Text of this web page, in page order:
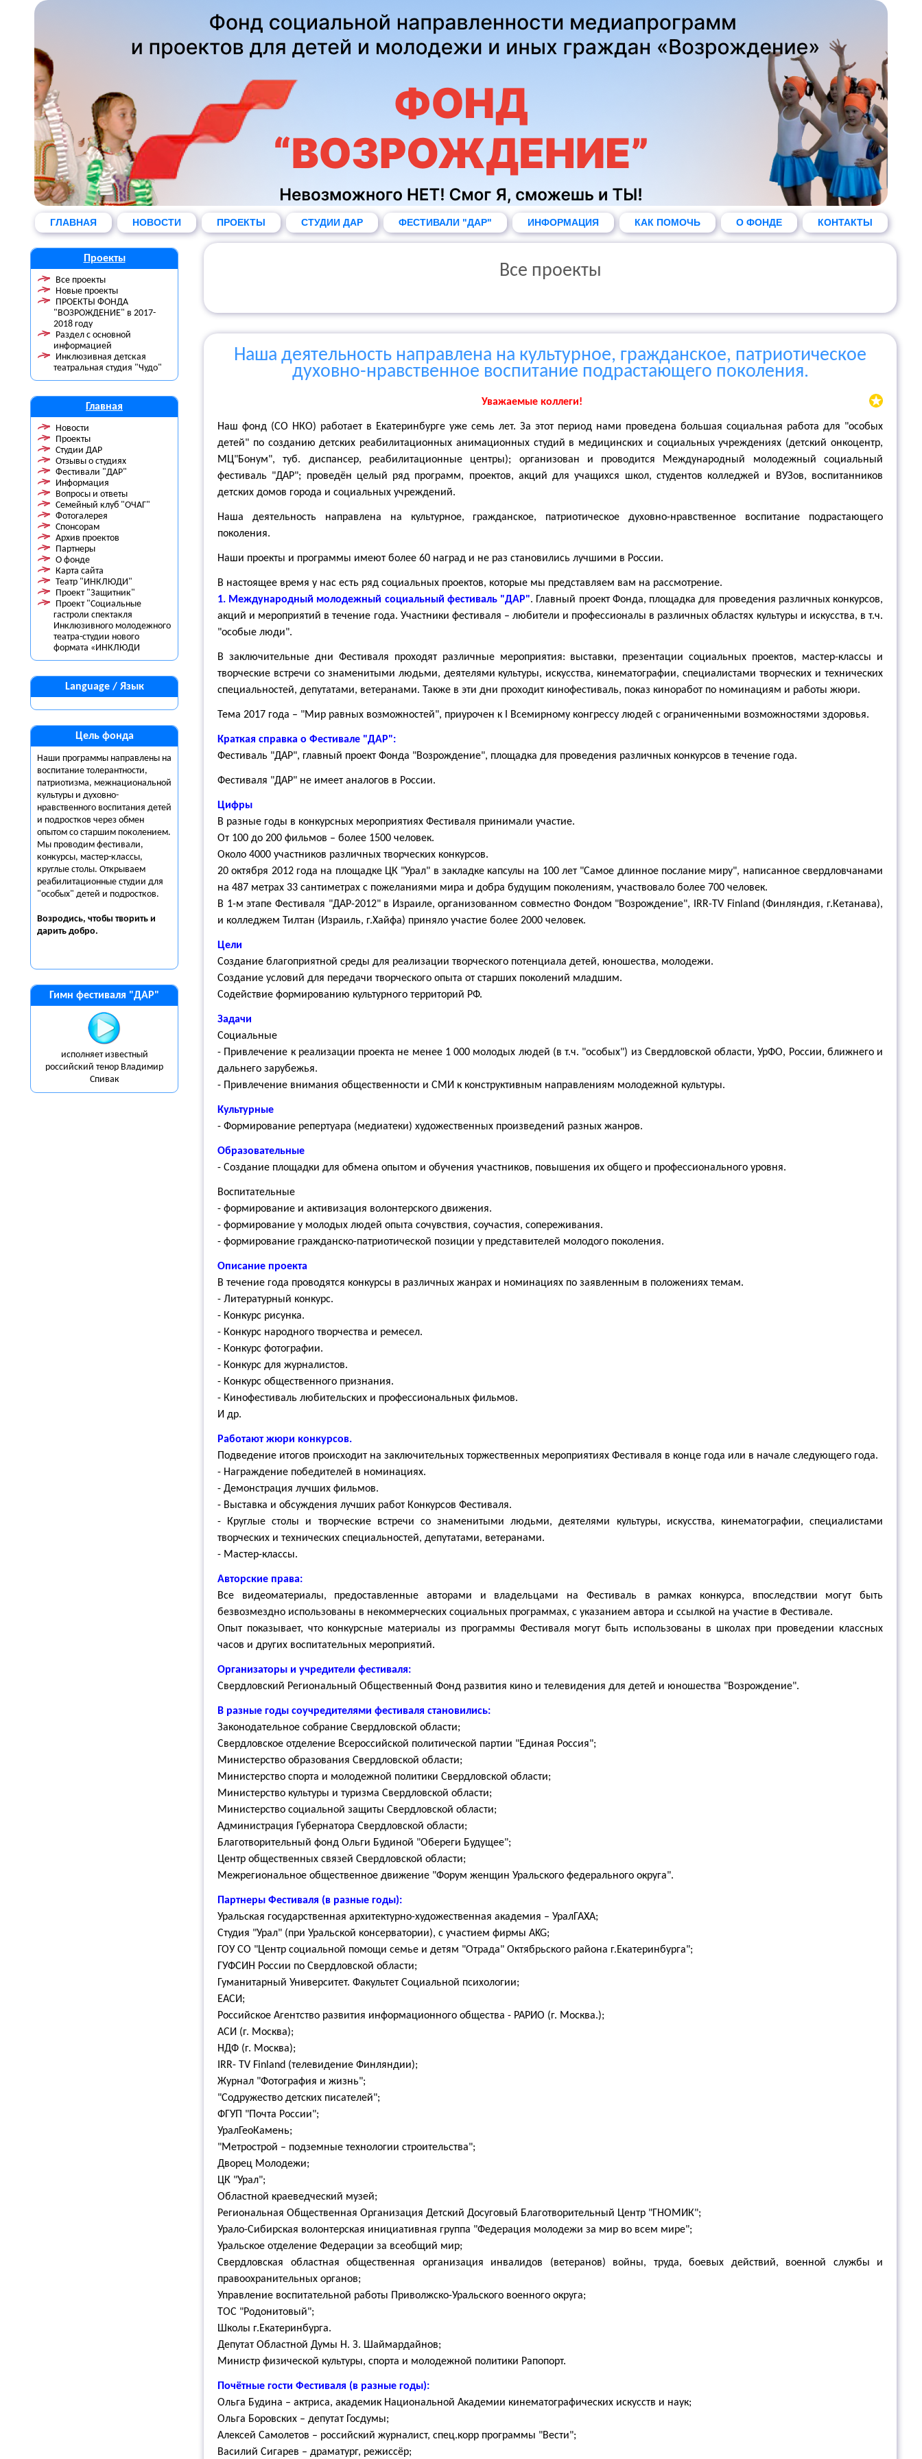
ГЛАВНАЯ НОВОСТИ ПРОЕКТЫ СТУДИИ ДАР ФЕСТИВАЛИ "ДАР" ИНФОРМАЦИЯ КАК ПОМОЧЬ О ФОНДЕ КОНТАКТЫ
Проекты
Все проекты
Новые проекты
ПРОЕКТЫ ФОНДА
"ВОЗРОЖДЕНИЕ" в 2017-
2018 году
Раздел с основной
информацией
Инклюзивная детская
театральная студия "Чудо"
Главная
Новости
Проекты
Студии ДАР
Отзывы о студиях
Фестивали "ДАР"
Информация
Вопросы и ответы
Семейный клуб "ОЧАГ"
Фотогалерея
Спонсорам
Архив проектов
Партнеры
О фонде
Карта сайта
Театр "ИНКЛЮДИ"
Проект "Защитник"
Проект "Социальные
гастроли спектакля
Инклюзивного молодежного
театра-студии нового
формата «ИНКЛЮДИ
Language / Язык
Цель фонда
Наши программы направлены на
воспитание толерантности,
патриотизма, межнациональной
культуры и духовно-
нравственного воспитания детей
и подростков через обмен
опытом со старшим поколением.
Мы проводим фестивали,
конкурсы, мастер-классы,
круглые столы. Открываем
реабилитационные студии для
"особых" детей и подростков.
Возродись, чтобы творить и
дарить добро.
Гимн фестиваля "ДАР"
исполняет известный
российский тенор Владимир
Спивак
Все проекты
Наша деятельность направлена на культурное, гражданское, патриотическое
духовно-нравственное воспитание подрастающего поколения.
Уважаемые коллеги!
Наш фонд (СО НКО) работает в Екатеринбурге уже семь лет. За этот период нами проведена большая социальная работа для "особых
детей" по созданию детских реабилитационных анимационных студий в медицинских и социальных учреждениях (детский онкоцентр,
МЦ"Бонум", туб. диспансер, реабилитационные центры); организован и проводится Международный молодежный социальный
фестиваль "ДАР"; проведён целый ряд программ, проектов, акций для учащихся школ, студентов колледжей и ВУЗов, воспитанников
детских домов города и социальных учреждений.
Наша деятельность направлена на культурное, гражданское, патриотическое духовно-нравственное воспитание подрастающего
поколения.
Наши проекты и программы имеют более 60 наград и не раз становились лучшими в России.
В настоящее время у нас есть ряд социальных проектов, которые мы представляем вам на рассмотрение.
1. Международный молодежный социальный фестиваль "ДАР". Главный проект Фонда, площадка для проведения различных конкурсов,
акций и мероприятий в течение года. Участники фестиваля – любители и профессионалы в различных областях культуры и искусства, в т.ч.
"особые люди".
В заключительные дни Фестиваля проходят различные мероприятия: выставки, презентации социальных проектов, мастер-классы и
творческие встречи со знаменитыми людьми, деятелями культуры, искусства, кинематографии, специалистами творческих и технических
специальностей, депутатами, ветеранами. Также в эти дни проходит кинофестиваль, показ киноработ по номинациям и работы жюри.
Тема 2017 года – "Мир равных возможностей", приурочен к I Всемирному конгрессу людей с ограниченными возможностями здоровья.
Краткая справка о Фестивале "ДАР":
Фестиваль "ДАР", главный проект Фонда "Возрождение", площадка для проведения различных конкурсов в течение года.
Фестиваля "ДАР" не имеет аналогов в России.
Цифры
В разные годы в конкурсных мероприятиях Фестиваля принимали участие.
От 100 до 200 фильмов – более 1500 человек.
Около 4000 участников различных творческих конкурсов.
20 октября 2012 года на площадке ЦК "Урал" в закладке капсулы на 100 лет "Самое длинное послание миру", написанное свердловчанами
на 487 метрах 33 сантиметрах с пожеланиями мира и добра будущим поколениям, участвовало более 700 человек.
В 1-м этапе Фестиваля "ДАР-2012" в Израиле, организованном совместно Фондом "Возрождение", IRR-TV Finland (Финляндия, г.Кетанава),
и колледжем Тилтан (Израиль, г.Хайфа) приняло участие более 2000 человек.
Цели
Создание благоприятной среды для реализации творческого потенциала детей, юношества, молодежи.
Создание условий для передачи творческого опыта от старших поколений младшим.
Содействие формированию культурного территорий РФ.
Задачи
Социальные
- Привлечение к реализации проекта не менее 1 000 молодых людей (в т.ч. "особых") из Свердловской области, УрФО, России, ближнего и
дальнего зарубежья.
- Привлечение внимания общественности и СМИ к конструктивным направлениям молодежной культуры.
Культурные
- Формирование репертуара (медиатеки) художественных произведений разных жанров.
Образовательные
- Создание площадки для обмена опытом и обучения участников, повышения их общего и профессионального уровня.
Воспитательные
- формирование и активизация волонтерского движения.
- формирование у молодых людей опыта сочувствия, соучастия, сопереживания.
- формирование гражданско-патриотической позиции у представителей молодого поколения.
Описание проекта
В течение года проводятся конкурсы в различных жанрах и номинациях по заявленным в положениях темам.
- Литературный конкурс.
- Конкурс рисунка.
- Конкурс народного творчества и ремесел.
- Конкурс фотографии.
- Конкурс для журналистов.
- Конкурс общественного признания.
- Кинофестиваль любительских и профессиональных фильмов.
И др.
Работают жюри конкурсов.
Подведение итогов происходит на заключительных торжественных мероприятиях Фестиваля в конце года или в начале следующего года.
- Награждение победителей в номинациях.
- Демонстрация лучших фильмов.
- Выставка и обсуждения лучших работ Конкурсов Фестиваля.
- Круглые столы и творческие встречи со знаменитыми людьми, деятелями культуры, искусства, кинематографии, специалистами
творческих и технических специальностей, депутатами, ветеранами.
- Мастер-классы.
Авторские права:
Все видеоматериалы, предоставленные авторами и владельцами на Фестиваль в рамках конкурса, впоследствии могут быть
безвозмездно использованы в некоммерческих социальных программах, с указанием автора и ссылкой на участие в Фестивале.
Опыт показывает, что конкурсные материалы из программы Фестиваля могут быть использованы в школах при проведении классных
часов и других воспитательных мероприятий.
Организаторы и учредители фестиваля:
Свердловский Региональный Общественный Фонд развития кино и телевидения для детей и юношества "Возрождение".
В разные годы соучредителями фестиваля становились:
Законодательное собрание Свердловской области;
Свердловское отделение Всероссийской политической партии "Единая Россия";
Министерство образования Свердловской области;
Министерство спорта и молодежной политики Свердловской области;
Министерство культуры и туризма Свердловской области;
Министерство социальной защиты Свердловской области;
Администрация Губернатора Свердловской области;
Благотворительный фонд Ольги Будиной "Обереги Будущее";
Центр общественных связей Свердловской области;
Межрегиональное общественное движение "Форум женщин Уральского федерального округа".
Партнеры Фестиваля (в разные годы):
Уральская государственная архитектурно-художественная академия – УралГАХА;
Студия "Урал" (при Уральской консерватории), с участием фирмы AKG;
ГОУ СО "Центр социальной помощи семье и детям "Отрада" Октябрьского района г.Екатеринбурга";
ГУФСИН России по Свердловской области;
Гуманитарный Университет. Факультет Социальной психологии;
ЕАСИ;
Российское Агентство развития информационного общества - РАРИО (г. Москва.);
АСИ (г. Москва);
НДФ (г. Москва);
IRR- TV Finland (телевидение Финляндии);
Журнал "Фотография и жизнь";
"Содружество детских писателей";
ФГУП "Почта России";
УралГеоКамень;
"Метрострой – подземные технологии строительства";
Дворец Молодежи;
ЦК "Урал";
Областной краеведческий музей;
Региональная Общественная Организация Детский Досуговый Благотворительный Центр "ГНОМИК";
Урало-Сибирская волонтерская инициативная группа "Федерация молодежи за мир во всем мире";
Уральское отделение Федерации за всеобщий мир;
Свердловская областная общественная организация инвалидов (ветеранов) войны, труда, боевых действий, военной службы и
правоохранительных органов;
Управление воспитательной работы Приволжско-Уральского военного округа;
ТОС "Родонитовый";
Школы г.Екатеринбурга.
Депутат Областной Думы Н. З. Шаймардайнов;
Министр физической культуры, спорта и молодежной политики Рапопорт.
Почётные гости Фестиваля (в разные годы):
Ольга Будина – актриса, академик Национальной Академии кинематографических искусств и наук;
Ольга Боровских – депутат Госдумы;
Алексей Самолетов – российский журналист, спец.корр программы "Вести";
Василий Сигарев – драматург, режиссёр;